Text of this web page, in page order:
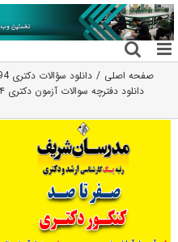
رفتن
به
محتوا
صفحه اصلی دانلود سؤالات دکتری 94